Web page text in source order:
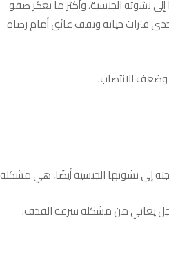
نشوته الجنسية، وأكثر ما يعكر صفو
فترات حياته وتقف عائق أمام رضاه
الانتصاب.
إلى نشوتها الجنسية أيضًا، هي مشكلة